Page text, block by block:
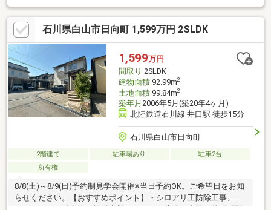
室には書斎+広々ウォークインクローゼット。・ガレージ（1台
分）を含め、駐車は4台可能！■アクセス■・新築が建ち並ぶ造成
地内のキレイな街並み♪・小中学校やこども園も近く子育て世帯に
もオススメ。・スーパーやドラッグストアも徒歩圏内。・自然豊
かで静かな環境。野々市方面へのアクセスも◎■サポート■・商談
からご入居まで経験豊富なスタッフが丁寧にサポートいたしま
す。ぜひ一度お問合せ下さい！
石川県白山市日向町 1,599万円 2SLDK
1,599万円
間取り 2SLDK
建物面積92.99m2
土地面積99.84m2
築年月 2006年5月(築20年4ヶ月)
北陸鉄道石川線 井口駅 徒歩15分
石川県白山市日向町
2階建て 駐車場あり
駐車2台
所有権
8/8(土)～8/9(日)予約制見学会開催※当日予約OK。ご希望日をお知
らせください。【おすすめポイント】・シロアリ工防除工事、ク